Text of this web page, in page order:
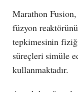
Marathon
füzyon
tepkimesinin
süreçleri simüle
kullanmaktadır.